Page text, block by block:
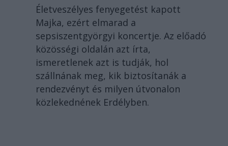
Életveszélyes fenyegetést kapott
Majka, ezért elmarad a
sepsiszentgyörgyi koncertje. Az előadó
közösségi oldalán azt írta,
ismeretlenek azt is tudják, hol
szállnának meg, kik biztosítanák a
rendezvényt és milyen útvonalon
közlekednének Erdélyben.